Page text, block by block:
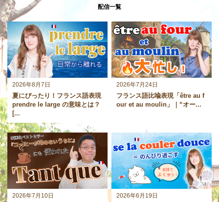
配信一覧
2026年8月7日
夏にぴったり！フランス語表現
prendre le large の意味とは？
[...
2026年7月24日
フランス語比喩表現「être au f
our et au moulin」｜“オー...
2026年7月10日 2026年6月19日